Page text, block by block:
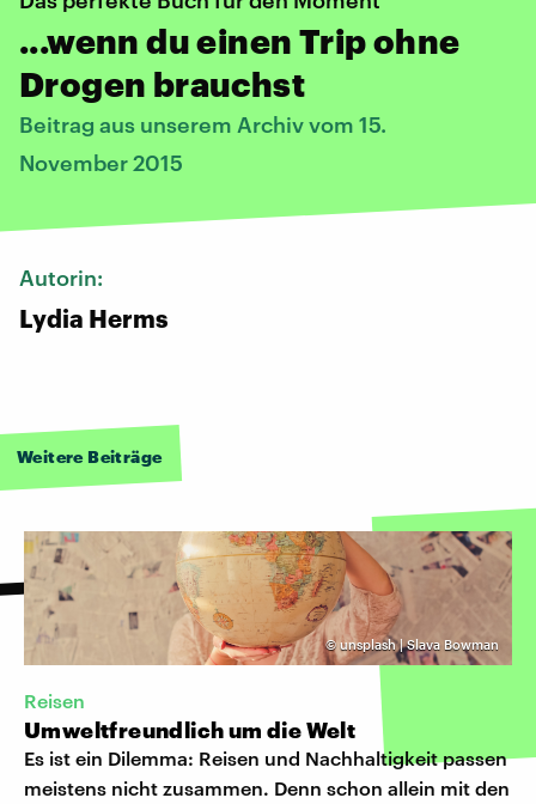
...wenn du einen Trip ohne
Drogen brauchst
Beitrag aus unserem Archiv vom 15.
November 2015
Autorin:
Lydia Herms
Weitere Beiträge
©unsplash | Slava Bowman
Reisen
Umweltfreundlich um die Welt
Es ist ein Dilemma: Reisen und Nachhaltigkeit passen
meistens nicht zusammen. Denn schon allein mit den